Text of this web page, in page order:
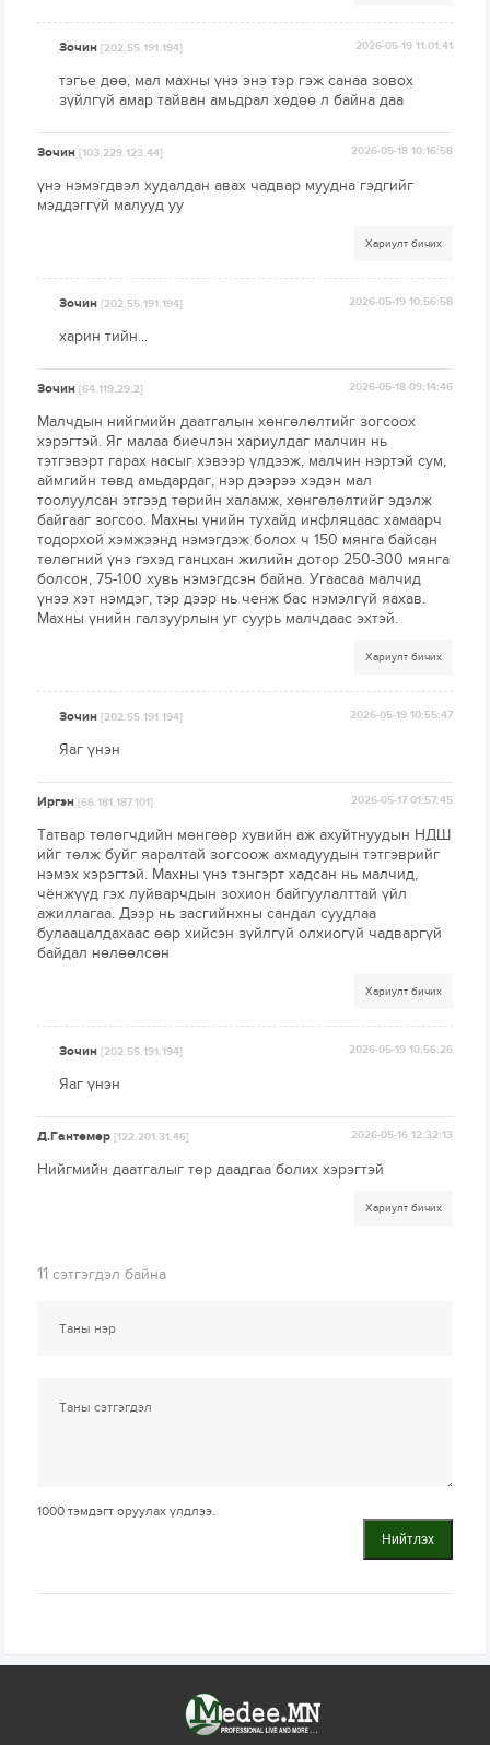
Зочин[202.55.191.194] 2026-05-19 11:01:41
тэгье дөө, мал махны үнэ энэ тэр гэж санаа зовох
зүйлгүй амар тайван амьдрал хөдөө л байна даа
Зочин[103.229.123.44] 2026-05-18 10:16:58
үнэ нэмэгдвэл худалдан авах чадвар муудна гэдгийг
мэддэггүй малууд уу
Хариулт бичих
Зочин[202.55.191.194] 2026-05-19 10:56:58
харин тийн...
Зочин[64.119.29.2] 2026-05-18 09:14:46
Малчдын нийгмийн даатгалын хөнгөлөлтийг зогсоох
хэрэгтэй. Яг малаа биечлэн хариулдаг малчин нь
тэтгэвэрт гарах насыг хэвээр үлдээж, малчин нэртэй сум,
аймгийн төвд амьдардаг, нэр дээрээ хэдэн мал
тоолуулсан этгээд төрийн халамж, хөнгөлөлтийг эдэлж
байгааг зогсоо. Махны үнийн тухайд инфляцаас хамаарч
тодорхой хэмжээнд нэмэгдэж болох ч 150 мянга байсан
төлөгний үнэ гэхэд ганцхан жилийн дотор 250-300 мянга
болсон, 75-100 хувь нэмэгдсэн байна. Угаасаа малчид
үнээ хэт нэмдэг, тэр дээр нь ченж бас нэмэлгүй яахав.
Махны үнийн галзуурлын уг суурь малчдаас эхтэй.
Хариулт бичих
Зочин[202.55.191.194] 2026-05-19 10:55:47
Яаг үнэн
Иргэн[66.181.187.101] 2026-05-17 01:57:45
Татвар төлөгчдийн мөнгөөр хувийн аж ахуйтнуудын НДШ
ийг төлж буйг яаралтай зогсоож ахмадуудын тэтгэврийг
нэмэх хэрэгтэй. Махны үнэ тэнгэрт хадсан нь малчид,
чёнжүүд гэх луйварчдын зохион байгуулалттай үйл
ажиллагаа. Дээр нь засгийнхны сандал суудлаа
булаацалдахаас өөр хийсэн зүйлгүй олхиогүй чадваргүй
байдал нөлөөлсөн
Хариулт бичих
Зочин[202.55.191.194] 2026-05-19 10:56:26
Яаг үнэн
Д.Гантөмөр[122.201.31.46] 2026-05-16 12:32:13
Нийгмийн даатгалыг төр даадгаа болих хэрэгтэй
Хариулт бичих
11 сэтгэгдэл байна
1000 тэмдэгт оруулах үлдлээ.
Нийтлэх